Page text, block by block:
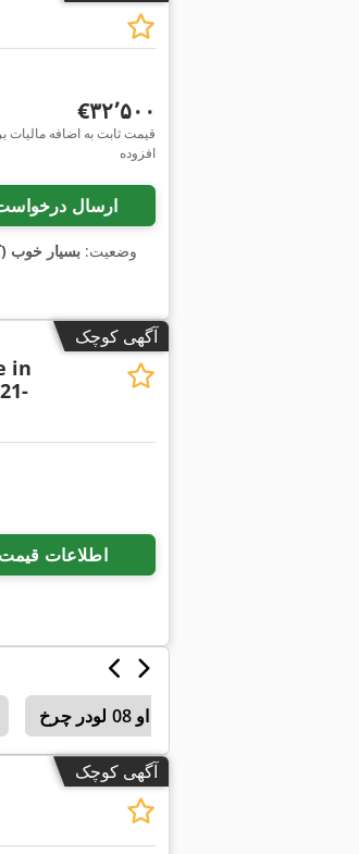
‎€۳۲٬۵۰۰
قیمت ثابت به اضافه مالیات
افزوده
ارسال
وضعیت: بسیار خوب
آگهی کوچک
in
اطلاعات قیمت
فوق العاده حرفه ای او 08 لودر چرخ
آگهی کوچک